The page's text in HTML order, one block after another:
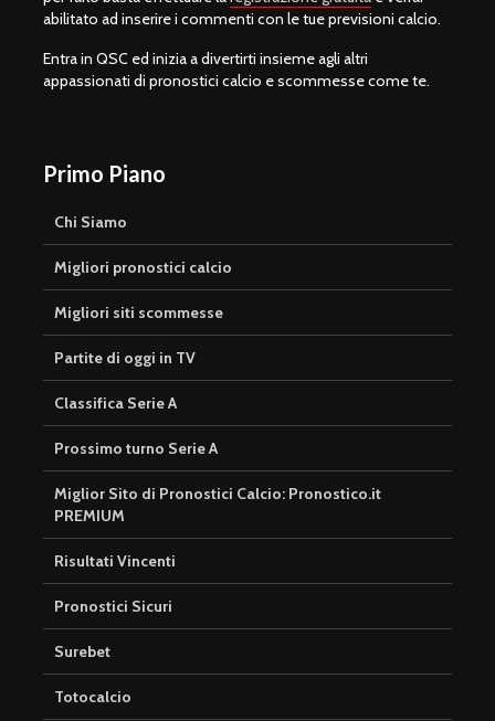
abilitato ad inserire i commenti con le tue previsioni calcio.
Entra in QSC ed inizia a divertirti insieme agli altri
appassionati di pronostici calcio e scommesse come te.
Primo Piano
Chi Siamo
Migliori pronostici calcio
Migliori siti scommesse
Partite di oggi in TV
Classifica Serie A
Prossimo turno Serie A
Miglior Sito di Pronostici Calcio: Pronostico.it
PREMIUM
Risultati Vincenti
Pronostici Sicuri
Surebet
Totocalcio